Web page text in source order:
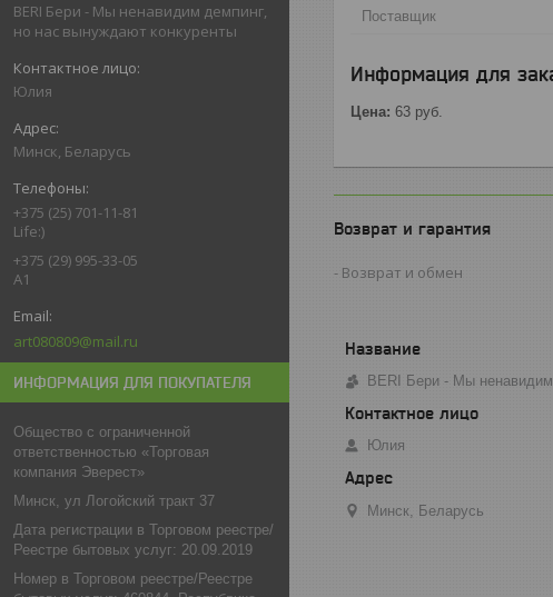
BERI Бери - Мы ненавидим демпинг,
но нас вынуждают конкуренты
Юлия
Минск, Беларусь
+375 (25) 701-11-81
Life:)
+375 (29) 995-33-05
A1
art080809@mail.ru
ИНФОРМАЦИЯ ДЛЯ ПОКУПАТЕЛЯ
Общество с ограниченной
ответственностью «Торговая
компания Эверест»
Минск, ул Логойский тракт 37
Дата регистрации в Торговом реестре/
Реестре бытовых услуг: 20.09.2019
Номер в Торговом реестре/Реестре
Поставщик
Информация для
Цена: 63 руб.
Возврат и гарантия
Возврат и обмен
BERI Бери - Мы
Юлия
Минск, Беларусь